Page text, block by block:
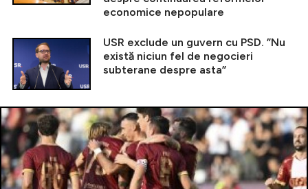
economice nepopulare
USR exclude un guvern cu PSD. ”Nu
există niciun fel de negocieri
subterane despre asta”